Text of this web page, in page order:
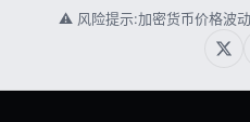
⚠ 风险提示:加密货币价格波